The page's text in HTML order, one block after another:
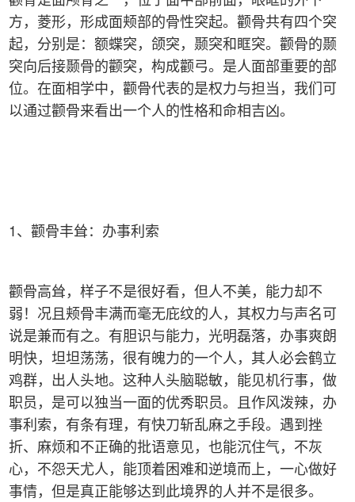
方，菱形，形成面颊部的骨性突起。颧骨共有四个突
起，分别是：额蝶突，颌突，颞突和眶突。颧骨的颞
突向后接颞骨的颧突，构成颧弓。是人面部重要的部
位。在面相学中，颧骨代表的是权力与担当，我们可
以通过颧骨来看出一个人的性格和命相吉凶。
1、颧骨丰耸：办事利索
颧骨高耸，样子不是很好看，但人不美，能力却不
弱！况且颊骨丰满而毫无庇纹的人，其权力与声名可
说是兼而有之。有胆识与能力，光明磊落，办事爽朗
明快，坦坦荡荡，很有魄力的一个人，其人必会鹤立
鸡群，出人头地。这种人头脑聪敏，能见机行事，做
职员，是可以独当一面的优秀职员。且作风泼辣，办
事利索，有条有理，有快刀斩乱麻之手段。遇到挫
折、麻烦和不正确的批语意见，也能沉住气，不灰
心，不怨天尤人，能顶着困难和逆境而上，一心做好
事情，但是真正能够达到此境界的人并不是很多。